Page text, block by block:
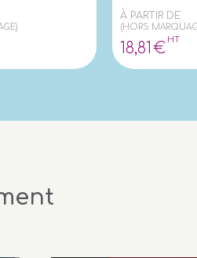
À PARTIR DE
(HORS
18,81€
HT